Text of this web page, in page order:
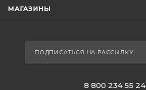
МАГАЗИНЫ
ПОДПИСАТЬСЯ НА РАССЫЛКУ
8 800 234 55 24